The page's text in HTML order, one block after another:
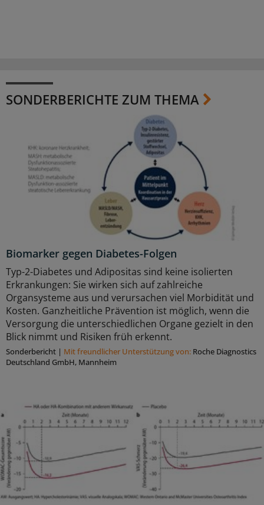
SONDERBERICHTE ZUM THEMA
Biomarker gegen Diabetes-Folgen
Typ-2-Diabetes und Adipositas sind keine isolierten
Erkrankungen: Sie wirken sich auf zahlreiche
Organsysteme aus und verursachen viel Morbidität und
Kosten. Ganzheitliche Prävention ist möglich, wenn die
Versorgung die unterschiedlichen Organe gezielt in den
Blick nimmt und Risiken früh erkennt.
Sonderbericht | Mit freundlicher Unterstützung von: Roche Diagnostics
Deutschland GmbH, Mannheim